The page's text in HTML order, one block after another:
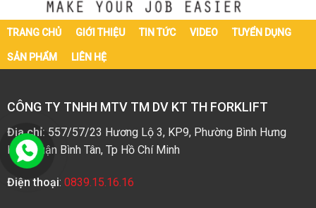
TRANG CHỦ GIỚI THIỆU TIN TỨC VIDEO TUYỂN DỤNG
SẢN PHẨM LIÊN HỆ
CÔNG TY TNHH MTV TM DV KT TH FORKLIFT
Địa chỉ: 557/57/23 Hương Lộ 3, KP9, Phường Bình Hưng
Hòa, Quận Bình Tân, Tp Hồ Chí Minh
Điện thoại: 0839.15.16.16